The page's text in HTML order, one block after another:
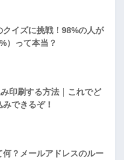
クイズに挑戦！98%の人が
）って本当？
印刷する方法｜これでど
できるぞ！
？メールアドレスのルー